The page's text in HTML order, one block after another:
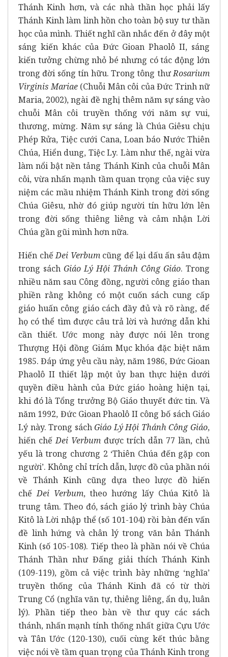
Thánh Kinh hơn, và các nhà thần học phải lấy
Thánh Kinh làm linh hồn cho toàn bộ suy tư thần
học của mình. Thiết nghĩ cần nhắc đến ở đây một
sáng kiến khác của Đức Gioan Phaolô II, sáng
kiến tưởng chừng nhỏ bé nhưng có tác động lớn
trong đời sống tín hữu. Trong tông thưRosarium
Virginis Mariae(Chuỗi Mân côi của Đức Trinh nữ
Maria, 2002), ngài đề nghị thêm năm sự sáng vào
chuỗi Mân côi truyền thống với năm sự vui,
thương, mừng. Năm sự sáng là Chúa Giêsu chịu
Phép Rửa, Tiệc cưới Cana, Loan báo Nước Thiên
Chúa, Hiển dung, Tiệc Ly. Làm như thế, ngài vừa
làm nổi bật nền tảng Thánh Kinh của chuỗi Mân
côi, vừa nhấn mạnh tầm quan trọng của việc suy
niệm các mầu nhiệm Thánh Kinh trong đời sống
Chúa Giêsu, nhờ đó giúp người tín hữu lớn lên
trong đời sống thiêng liêng và cảm nhận Lời
Chúa gần gũi mình hơn nữa.
Hiến chếDei Verbumcũng để lại dấu ấn sâu đậm
trong sách Giáo Lý Hội Thánh Công Giáo. Trong
nhiều năm sau Công đồng, người công giáo than
phiền rằng không có một cuốn sách cung cấp
giáo huấn công giáo cách đầy đủ và rõ ràng, để
họ có thể tìm được câu trả lời và hướng dẫn khi
cần thiết. Ước mong này được nói lên trong
Thượng Hội đồng Giám Mục khóa đặc biệt năm
1985. Đáp ứng yêu cầu này, năm 1986, Đức Gioan
Phaolô II thiết lập một ủy ban thực hiện dưới
quyền điều hành của Đức giáo hoàng hiện tại,
khi đó là Tổng trưởng Bộ Giáo thuyết đức tin. Và
năm 1992, Đức Gioan Phaolô II công bố sách Giáo
Lý này. Trong sáchGiáo Lý Hội Thánh Công Giáo,
hiến chếDei Verbumđược trích dẫn 77 lần, chủ
yếu là trong chương 2 ‘Thiên Chúa đến gặp con
người’. Không chỉ trích dẫn, lược đồ của phần nói
về Thánh Kinh cũng dựa theo lược đồ hiến
chếDei Verbum, theo hướng lấy Chúa Kitô là
trung tâm. Theo đó, sách giáo lý trình bày Chúa
Kitô là Lời nhập thể (số 101-104) rồi bàn đến vấn
đề linh hứng và chân lý trong văn bản Thánh
Kinh (số 105-108). Tiếp theo là phần nói về Chúa
Thánh Thần như Đấng giải thích Thánh Kinh
(109-119), gồm cả việc trình bày những ‘nghĩa’
truyền thống của Thánh Kinh đã có từ thời
Trung Cổ (nghĩa văn tự, thiêng liêng, ẩn dụ, luân
lý). Phần tiếp theo bàn về thư quy các sách
thánh, nhấn mạnh tính thống nhất giữa Cựu Ước
và Tân Ước (120-130), cuối cùng kết thúc bằng
việc nói về tầm quan trọng của Thánh Kinh trong